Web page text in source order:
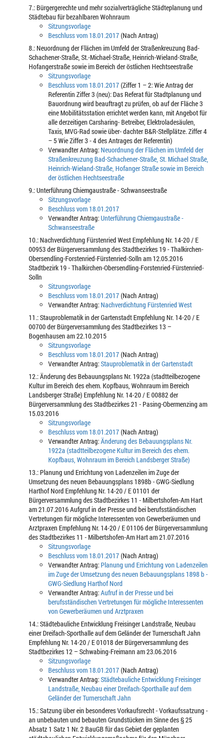
7.: Bürgergerechte und mehr sozialverträgliche Städteplanung und
Städtebau für bezahlbaren Wohnraum
Sitzungsvorlage
Beschluss vom 18.01.2017(Nach Antrag)
8.: Neuordnung der Flächen im Umfeld der Straßenkreuzung Bad-
Schachener-Straße, St.-Michael-Straße, Heinrich-Wieland-Straße,
Hofangerstraße sowie im Bereich der östlichen Hechtseestraße
Sitzungsvorlage
Beschluss vom 18.01.2017(Ziffer 1 – 2: Wie Antrag der
Referentin Ziffer 3 (neu): Das Referat für Stadtplanung und
Bauordnung wird beauftragt zu prüfen, ob auf der Fläche 3
eine Mobilitätsstation errichtet werden kann, mit Angebot für
alle derzeitigen Carsharing- Betreiber, Elektroladesäulen,
Taxis, MVG-Rad sowie über- dachter B&R-Stellplätze. Ziffer 4
– 5 Wie Ziffer 3 - 4 des Antrages der Referentin)
Verwandter Antrag: Neuordnung der Flächen im Umfeld der
Straßenkreuzung Bad-Schachener-Straße, St. Michael Straße,
Heinrich-Wieland-Straße, Hofanger Straße sowie im Bereich
der östlichen Hechtseestraße
9.: Unterführung Chiemgaustraße - Schwanseestraße
Sitzungsvorlage
Beschluss vom 18.01.2017
Verwandter Antrag:Unterführung Chiemgaustraße -
Schwanseestraße
10.: Nachverdichtung Fürstenried West Empfehlung Nr. 14-20 / E
00953 der Bürgerversammlung des Stadtbezirkes 19 - Thalkirchen-
Obersendling-Forstenried-Fürstenried-Solln am 12.05.2016
Stadtbezirk 19 - Thalkirchen-Obersendling-Forstenried-Fürstenried-
Solln
Sitzungsvorlage
Beschluss vom 18.01.2017(Nach Antrag)
Verwandter Antrag: Nachverdichtung Fürstenried West
11.: Stauproblematik in der Gartenstadt Empfehlung Nr. 14-20 / E
00700 der Bürgerversammlung des Stadtbezirkes 13 –
Bogenhausen am 22.10.2015
Sitzungsvorlage
Beschluss vom 18.01.2017(Nach Antrag)
Verwandter Antrag:Stauproblematik in der Gartenstadt
12.: Änderung des Bebauungsplans Nr. 1922a (stadtteilbezogene
Kultur im Bereich des ehem. Kopfbaus, Wohnraum im Bereich
Landsberger Straße) Empfehlung Nr. 14-20 / E 00882 der
Bürgerversammlung des Stadtbezirkes 21 - Pasing-Obermenzing am
15.03.2016
Sitzungsvorlage
Beschluss vom 18.01.2017(Nach Antrag)
Verwandter Antrag:Änderung des Bebauungsplans Nr.
1922a (stadtteilbezogene Kultur im Bereich des ehem.
Kopfbaus, Wohnraum im Bereich Landsberger Straße)
13.: Planung und Errichtung von Ladenzeilen im Zuge der
Umsetzung des neuen Bebauungsplans 1898b - GWG-Siedlung
Harthof Nord Empfehlung Nr. 14-20 / E 01101 der
Bürgerversammlung des Stadtbezirkes 11 - Milbertshofen-Am Hart
am 21.07.2016 Aufgruf in der Presse und bei berufsständischen
Vertretungen für mögliche Interessenten von Gewerberäumen und
Arztpraxen Empfehlung Nr. 14-20 / E 01106 der Bürgerversammlung
des Stadtbezirkes 11 - Milbertshofen-Am Hart am 21.07.2016
Sitzungsvorlage
Beschluss vom 18.01.2017(Nach Antrag)
Verwandter Antrag: Planung und Errichtung von Ladenzeilen
im Zuge der Umsetzung des neuen Bebauungsplans 1898 b -
GWG-Siedlung Harthof Nord
Verwandter Antrag:Aufruf in der Presse und bei
berufsständischen Vertretungen für mögliche Interessenten
von Gewerberäumen und Arztpraxen
14.: Städtebauliche Entwicklung Freisinger Landstraße, Neubau
einer Dreifach-Sporthalle auf dem Geländer der Turnerschaft Jahn
Empfehlung Nr. 14-20 / E 01018 der Bürgerversammlung des
Stadtbezirkes 12 – Schwabing-Freimann am 23.06.2016
Sitzungsvorlage
Beschluss vom 18.01.2017(Nach Antrag)
Verwandter Antrag:Städtebauliche Entwicklung Freisinger
Landstraße, Neubau einer Dreifach-Sporthalle auf dem
Geländer der Turnerschaft Jahn
15.: Satzung über ein besonderes Vorkaufsrecht - Vorkaufssatzung -
an unbebauten und bebauten Grundstücken im Sinne des § 25
Absatz 1 Satz 1 Nr. 2 BauGB für das Gebiet der geplanten